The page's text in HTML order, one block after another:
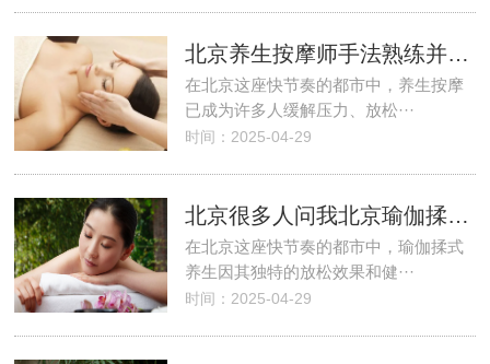
北京养生按摩师手法熟练并且很专业
在北京这座快节奏的都市中，养生按摩
已成为许多人缓解压力、放松···
时间：2025-04-29
北京很多人问我北京瑜伽揉式养生哪家好?
在北京这座快节奏的都市中，瑜伽揉式
养生因其独特的放松效果和健···
时间：2025-04-29